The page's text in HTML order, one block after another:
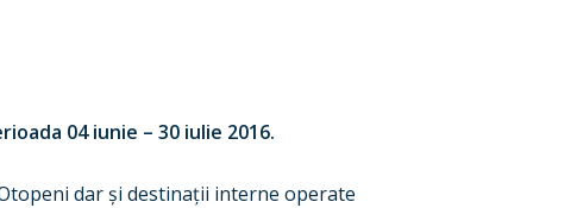
04 iunie – 30 iulie 2016.
dar și destinații interne operate